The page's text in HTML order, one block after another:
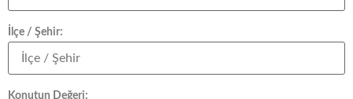
İlçe / Şehir:
Konutun Değeri: